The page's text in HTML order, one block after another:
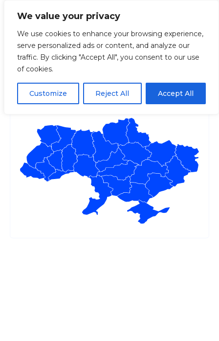
We value your privacy
We use cookies to enhance your browsing experience,
serve personalized ads or content, and analyze our
traffic. By clicking "Accept All", you consent to our use
of cookies.
Customize Reject All Accept All
Головна Регіони Донецька
Обласний бюджет
Донецької області